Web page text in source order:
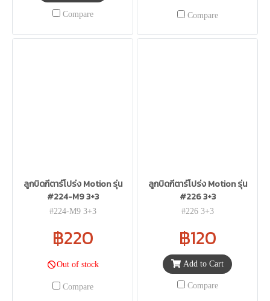
Compare Compare
ลูกบิดกีตาร์โปร่ง Motion รุ่น
#224-M9 3+3
#224-M9 3+3
฿220
Out of stock
Compare
ลูกบิดกีตาร์โปร่ง Motion รุ่น
#226 3+3
#226 3+3
฿120
Add to Cart
Compare